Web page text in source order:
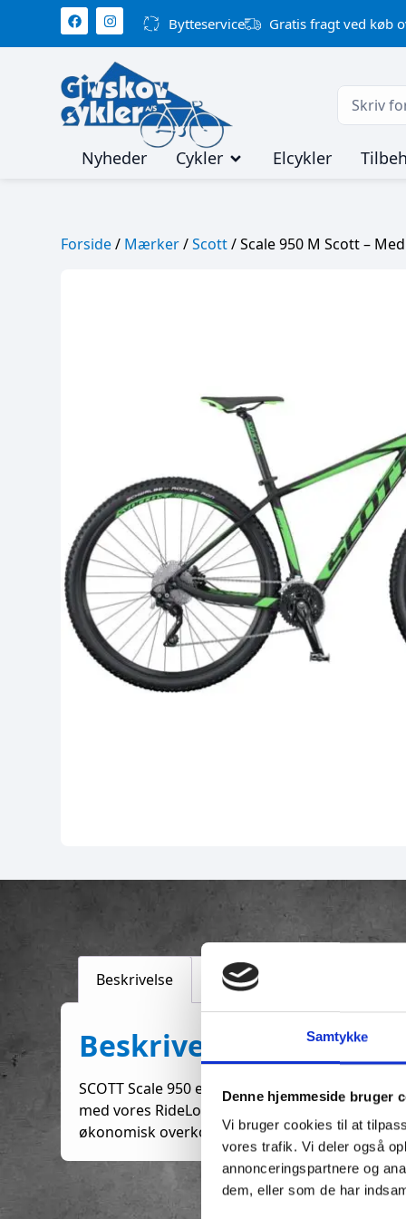
Samtykke
Denne hjemmeside bruger
Vi bruger cookies til at
vores trafik. Vi deler også
annonceringspartnere og
dem, eller som de har
Bytteservice Gratis fragt ved køb
Nyheder Cykler Elcykler
Forside/ Mærker/Scott/ Scale 950 M Scott –
Beskrivelse Yderligere information
Beskrivelse
SCOTT Scale 950 er udstyret med en helt ny,
med vores RideLoc teknologi til at give
økonomisk overkommelig hardtail designet til